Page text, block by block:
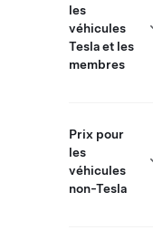
les
véhicules
Tesla et les
membres
Prix pour
les
véhicules
non-Tesla